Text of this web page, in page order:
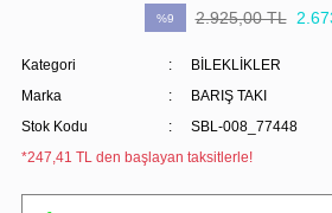
%9 2.925,00 TL
Kategori
BİLEKLİKLER
Marka
BARIŞ TAKI
Stok Kodu
SBL-008_77448
*247,41 TL den başlayan taksitlerle!